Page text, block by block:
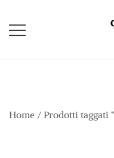
contenuto
Home / Prodotti taggati